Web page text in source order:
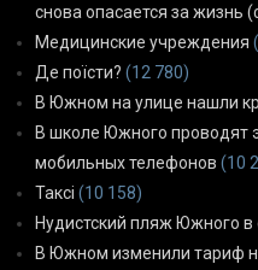
снова опасается за жизнь
Медицинские учреждения
Де поїсти? (12 780)
В Южном на улице нашли
В школе Южного проводят
мобильных телефонов (10
Таксі (10 158)
Нудистский пляж Южного в
В Южном изменили тариф